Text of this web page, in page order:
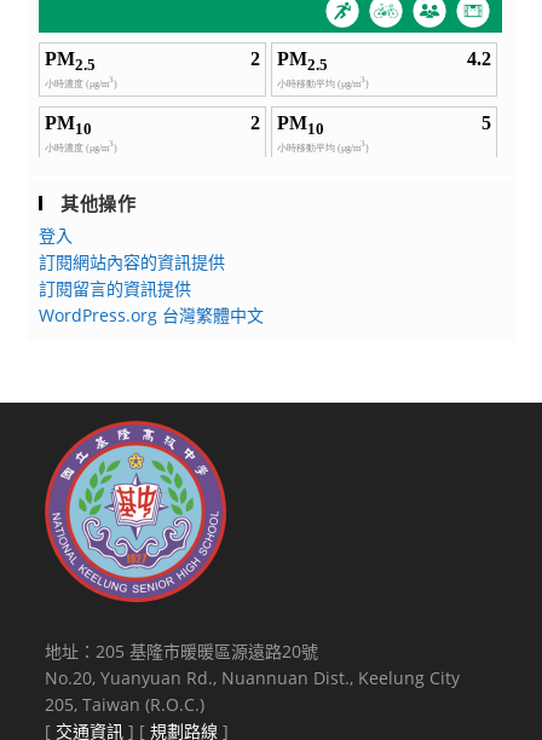
其他操作
登入
訂閱網站內容的資訊提供
訂閱留言的資訊提供
WordPress.org 台灣繁體中文
地址：205 基隆市暖暖區源遠路20號
No.20, Yuanyuan Rd., Nuannuan Dist., Keelung City
205, Taiwan (R.O.C.)
[ 交通資訊 ] [規劃路線 ]